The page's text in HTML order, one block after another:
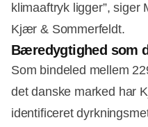
klimaaftryk ligger”, siger
Kjær & Sommerfeldt.
Bæredygtighed som
Som bindeled mellem
det danske marked har
identificeret